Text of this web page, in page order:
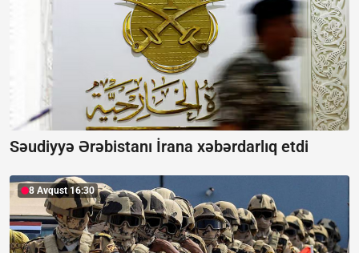
Səudiyyə Ərəbistanı İrana xəbərdarlıq etdi
8 Avqust 16:30